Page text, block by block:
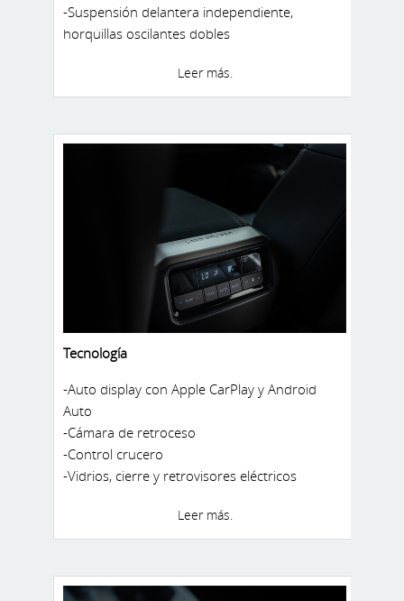
-Suspensión delantera independiente,
horquillas oscilantes dobles
-Transmisión automática de 8 velocidades
Leer más.
Tecnología
-Auto display con Apple CarPlay y Android
Auto
-Cámara de retroceso
-Control crucero
-Vidrios, cierre y retrovisores eléctricos
-Doble unidad de aire acondicionado
(adelante y atrás)
Leer más.